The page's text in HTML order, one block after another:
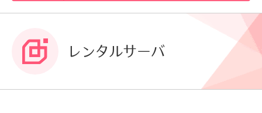
レンタルサーバ